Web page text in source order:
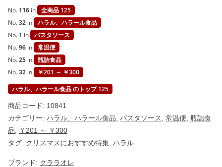
R
O
L
】
個
No. 116 in
全商品 125
No.32 in
ハラル、ハラール食品
No. 1 in
パスタソース
No.96 in
常温便
No.25 in
瓶詰食品
No.32 in
￥201 ～ ￥300
ハラル、ハラール食品 のトップ 125
商品コード: 10841
カテゴリー: ハラル、ハラール食品 パスタソース 常温便 瓶詰食
品
￥201 ～ ￥300
タグ: クリスマスにおすすめ特集 ハラル
ブランド: クララオレ